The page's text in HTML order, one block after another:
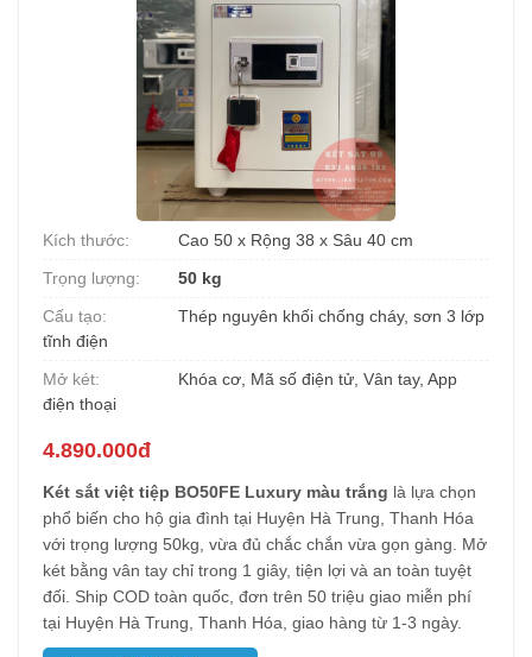
Kích thước:
Cao 50 x Rộng 38 x Sâu 40 cm
Trọng lượng:
50 kg
Cấu tạo:
Thép nguyên khối chống cháy, sơn 3 lớp
tĩnh điện
Mở két:
Khóa cơ, Mã số điện tử, Vân tay, App
điện thoại
4.890.000đ
Két sắt việt tiệp BO50FE Luxury màu trắng là lựa chọn
phổ biến cho hộ gia đình tại Huyện Hà Trung, Thanh Hóa
với trọng lượng 50kg, vừa đủ chắc chắn vừa gọn gàng. Mở
két bằng vân tay chỉ trong 1 giây, tiện lợi và an toàn tuyệt
đối. Ship COD toàn quốc, đơn trên 50 triệu giao miễn phí
tại Huyện Hà Trung, Thanh Hóa, giao hàng từ 1-3 ngày.